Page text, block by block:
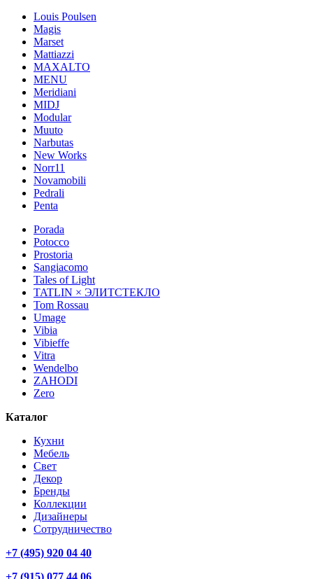
Louis Poulsen
Magis
Marset
Mattiazzi
MAXALTO
MENU
Meridiani
MIDJ
Modular
Muuto
Narbutas
New Works
Norr11
Novamobili
Pedrali
Penta
Porada
Potocco
Prostoria
Sangiacomo
Tales of Light
TATLIN × ЭЛИТСТЕКЛО
Tom Rossau
Umage
Vibia
Vibieffe
Vitra
Wendelbo
ZAHODI
Zero
Каталог
Кухни
Мебель
Свет
Декор
Бренды
Коллекции
Дизайнеры
Сотрудничество
+7 (495) 920 04 40